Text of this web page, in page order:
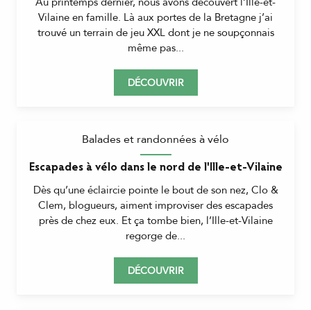
Vilaine en famille. Là aux portes de la Bretagne j’ai
trouvé un terrain de jeu XXL dont je ne soupçonnais
même pas...
DÉCOUVRIR
Balades et randonnées à vélo
Escapades à vélo dans le nord de l'Ille-et-Vilaine
Dès qu’une éclaircie pointe le bout de son nez, Clo &
Clem, blogueurs, aiment improviser des escapades
près de chez eux. Et ça tombe bien, l’Ille-et-Vilaine
regorge de...
DÉCOUVRIR